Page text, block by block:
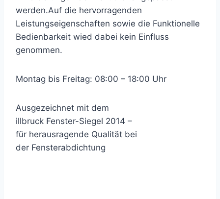
werden.Auf die hervorragenden
Leistungseigenschaften sowie die Funktionelle
Bedienbarkeit wied dabei kein Einfluss
genommen.
Montag bis Freitag: 08:00 – 18:00 Uhr
Ausgezeichnet mit dem
illbruck Fenster-Siegel 2014 –
für herausragende Qualität bei
der Fensterabdichtung